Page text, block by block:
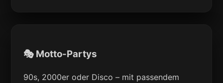
🎭 Motto-Partys
90s, 2000er oder Disco – mit passendem